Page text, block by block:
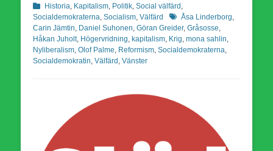
Kategorier
Historia Kapitalism Politik Social välfärd
Socialdemokraterna Socialism Välfärd EtiketterÅsa Linderborg
Carin Jämtin Daniel Suhonen Göran Greider, Gråsosse
Håkan Juholt, Högervridning kapitalism Krig mona sahlin
Nyliberalism Olof Palme Reformism Socialdemokraterna
Socialdemokratin Välfärd Vänster